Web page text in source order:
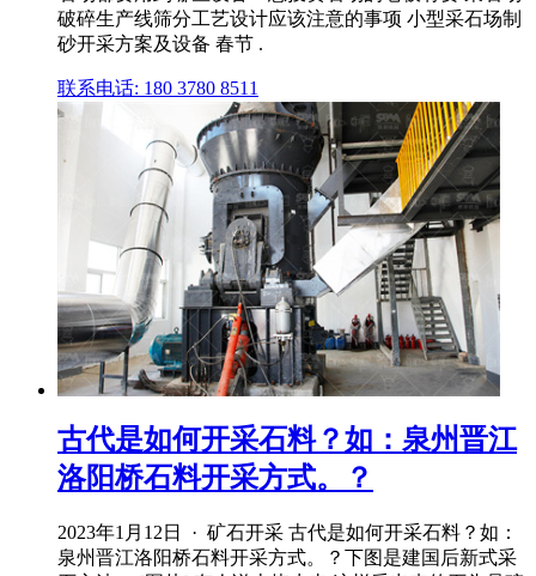
破碎生产线筛分工艺设计应该注意的事项 小型采石场制
砂开采方案及设备 春节 .
联系电话: 180 3780 8511
古代是如何开采石料？如：泉州晋江
洛阳桥石料开采方式。？
2023年1月12日 · 矿石开采 古代是如何开采石料？如：
泉州晋江洛阳桥石料开采方式。？下图是建国后新式采